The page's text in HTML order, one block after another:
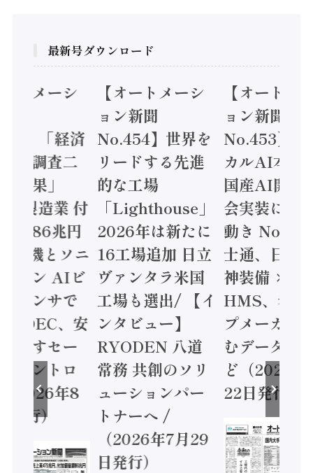
最新号ダウンロード
トメーシ
】「経済
態調査二
結果」
年製造業 付
額86兆円
電機とソニ
コン AIビ
センサで
/ IDEC、安
かすセー
コントロ
2026年8
発行）
【オートメーシ
ョン新聞
No.454】世界を
リードする先進
的な工場
「Lighthouse」
2026年は新たに
16工場追加 日立
ヴァンタラ米国
工場も選出/ 【イ
ンタビュー】
RYODEN 八道
常務 共創のソリ
ューションパー
トナーへ /
（2026年7月29
日発行）
【オートメ
ョン新聞
No.453】フ
カルAI本格
国産AI開発
会実装に活
動き
士通、日立
神装備 ×
HMS、老舗
プメーカー
むデータ活
ど（2026年
22日発行）